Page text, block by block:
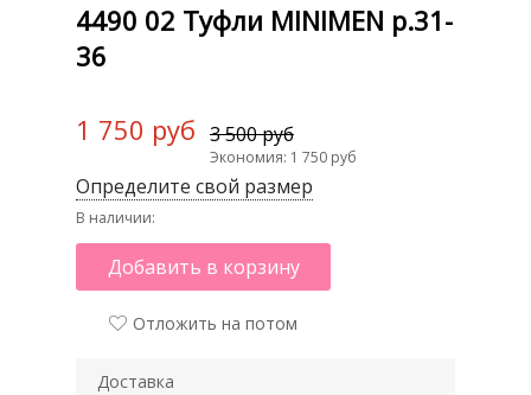
4490 02 Туфли MINIMEN р.31-
36
1 750 руб 3 500 руб
Экономия: 1 750 руб
Определите свой размер
В наличии:
Добавить в корзину
Отложить на потом
Доставка